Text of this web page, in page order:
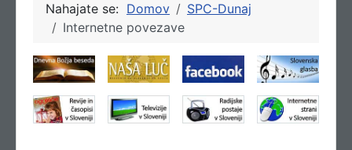
Nahajate se: Domov
SPC-Dunaj
Internetne povezave